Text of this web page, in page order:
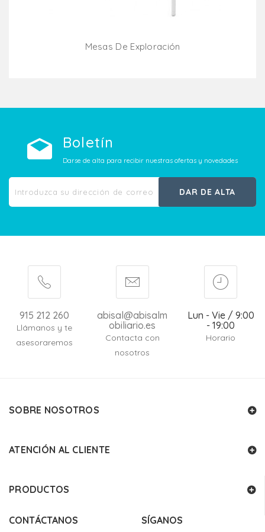
Mesas De Exploración
Boletín
Darse de alta para recibir nuestras ofertas y novedades
DAR DE ALTA
915 212 260
Llámanos y te
asesoraremos
abisal@abisalm
obiliario.es
Contacta con
nosotros
Lun - Vie / 9:00
- 19:00
Horario
SOBRE NOSOTROS
ATENCIÓN AL CLIENTE
PRODUCTOS
CONTÁCTANOS SÍGANOS